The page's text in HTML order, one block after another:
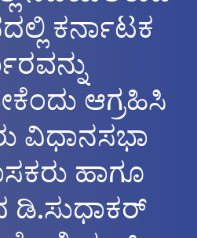
ಕರ್ನಾಟಕ
ಆಗ್ರಹಿಸಿ
ವಿಧಾನಸಭಾ
ಹಾಗೂ
ಡಿ.ಸುಧಾಕ‌ರ್